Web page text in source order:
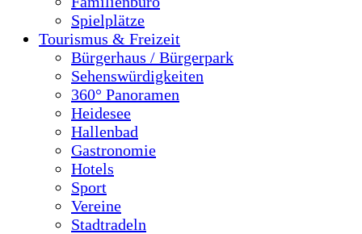
Spielplätze
Tourismus & Freizeit
Bürgerhaus / Bürgerpark
Sehenswürdigkeiten
360° Panoramen
Heidesee
Hallenbad
Gastronomie
Hotels
Sport
Vereine
Stadtradeln